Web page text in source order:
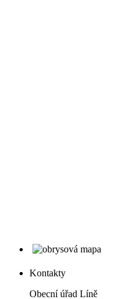
Kontakty
Obecní úřad Líně